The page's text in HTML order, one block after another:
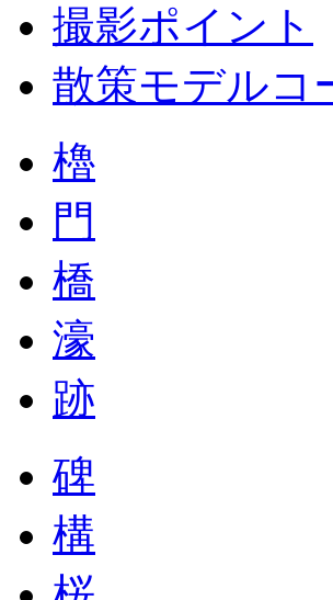
撮影ポイント
散策モデルコ
櫓
門
橋
濠
跡
碑
構